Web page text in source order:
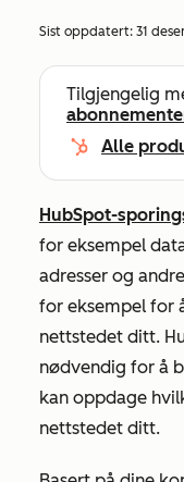
Sist oppdatert: 31
Tilgjengelig
Alle
HubSpot-
for eksempel
adresser og
for eksempel for
nettstedet ditt.
nødvendig for å
kan oppdage
nettstedet ditt.